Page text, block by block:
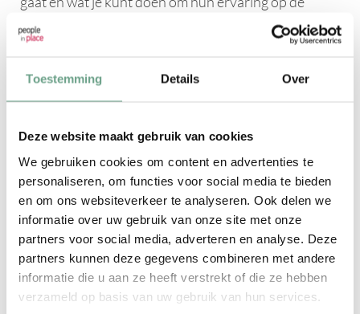
Toestemming Details Over
Deze website maakt gebruik van cookies
We gebruiken cookies om content en advertenties te
personaliseren, om functies voor social media te bieden
en om ons websiteverkeer te analyseren. Ook delen we
informatie over uw gebruik van onze site met onze
partners voor social media, adverteren en analyse. Deze
partners kunnen deze gegevens combineren met andere
informatie die u aan ze heeft verstrekt of die ze hebben
verzameld op basis van uw gebruik van hun services.
werkvloer nog verder te verbeteren.
Door nu en dan een goed gesprek in te plannen, laat
bevorderen. Werknemers voelen zich hierdoor vrij
om te delen wat ze belangrijk vinden. Wellicht willen
ze meer verantwoordelijkheden, een cursus volgen
of hebben ze goede ideeën die het bedrijf verder
helpen. Als werkgever kun jij dit vervolgens
faciliteren.
4. Geef je personeel vrijheid en